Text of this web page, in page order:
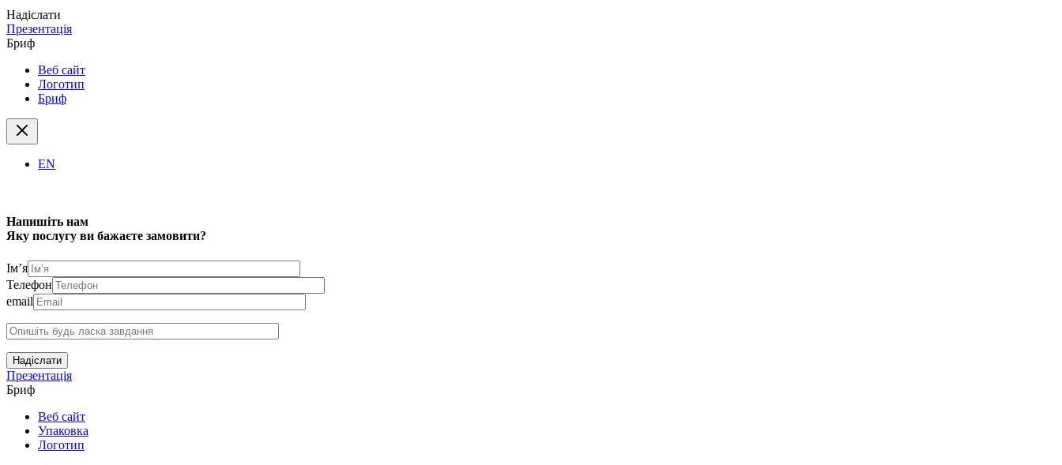
Надіслати
Презентація
Бриф
Веб сайт
Логотип
Бриф
EN
Напишіть нам
Яку послугу ви бажаєте замовити?
Ім’я
Телефон
email
Надіслати
Презентація
Бриф
Веб сайт
Упаковка
Логотип